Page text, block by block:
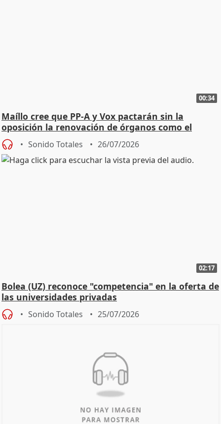
00:34
Maíllo cree que PP-A y Vox pactarán sin la
oposición la renovación de órganos como el
Defensor
Sonido Totales 26/07/2026
02:17
Bolea (UZ) reconoce "competencia" en la oferta de
las universidades privadas
Sonido Totales 25/07/2026